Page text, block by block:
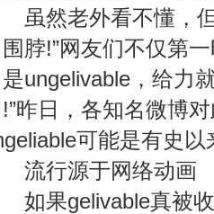
然老外看不懂，但
脖!”网友们不仅第
ungelivable，给力
昨日，各知名微博
可能是有史
行源于网络动画
果gelivable真被收